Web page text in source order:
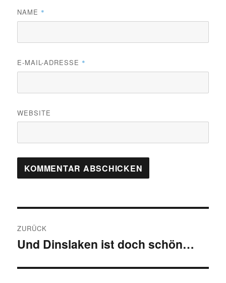
NAME *
E-MAIL-ADRESSE *
WEBSITE
ZURÜCK
Vorheriger
Und Dinslaken ist doch schön…